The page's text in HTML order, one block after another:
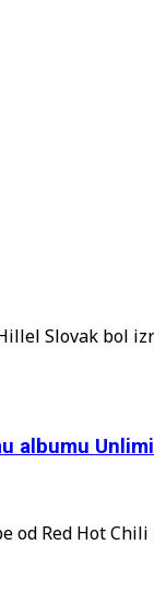
Slovak bol
albumu
od Red Hot